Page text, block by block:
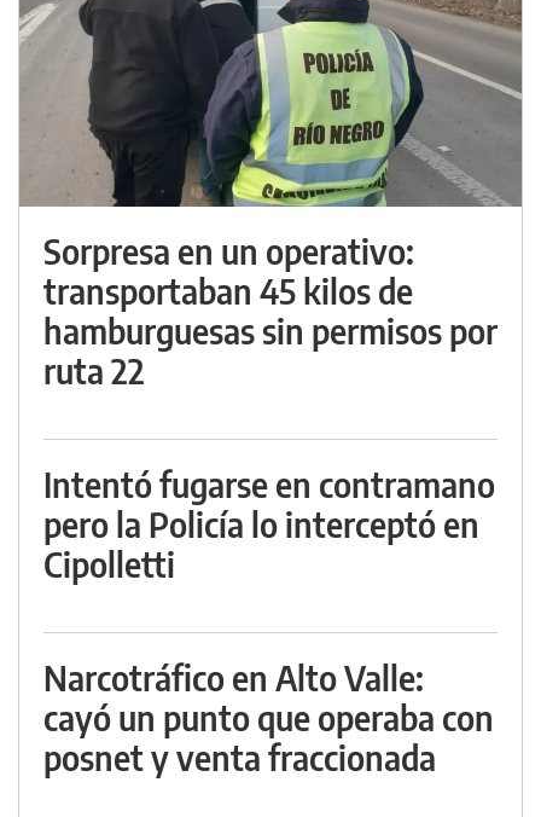
Sorpresa en un operativo:
transportaban 45 kilos de
hamburguesas sin permisos por
ruta 22
Intentó fugarse en contramano
pero la Policía lo interceptó en
Cipolletti
Narcotráfico en Alto Valle:
cayó un punto que operaba con
posnet y venta fraccionada